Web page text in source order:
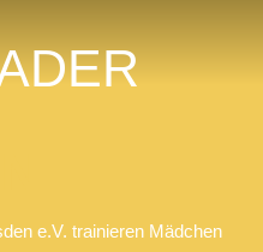
e.V. trainieren Mädchen